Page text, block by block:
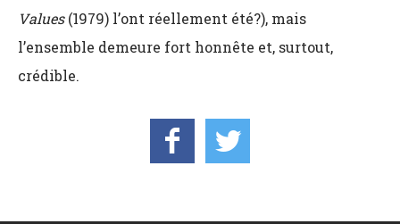
Values(1979) l’ont réellement été?), mais
l’ensemble demeure fort honnête et, surtout,
crédible.